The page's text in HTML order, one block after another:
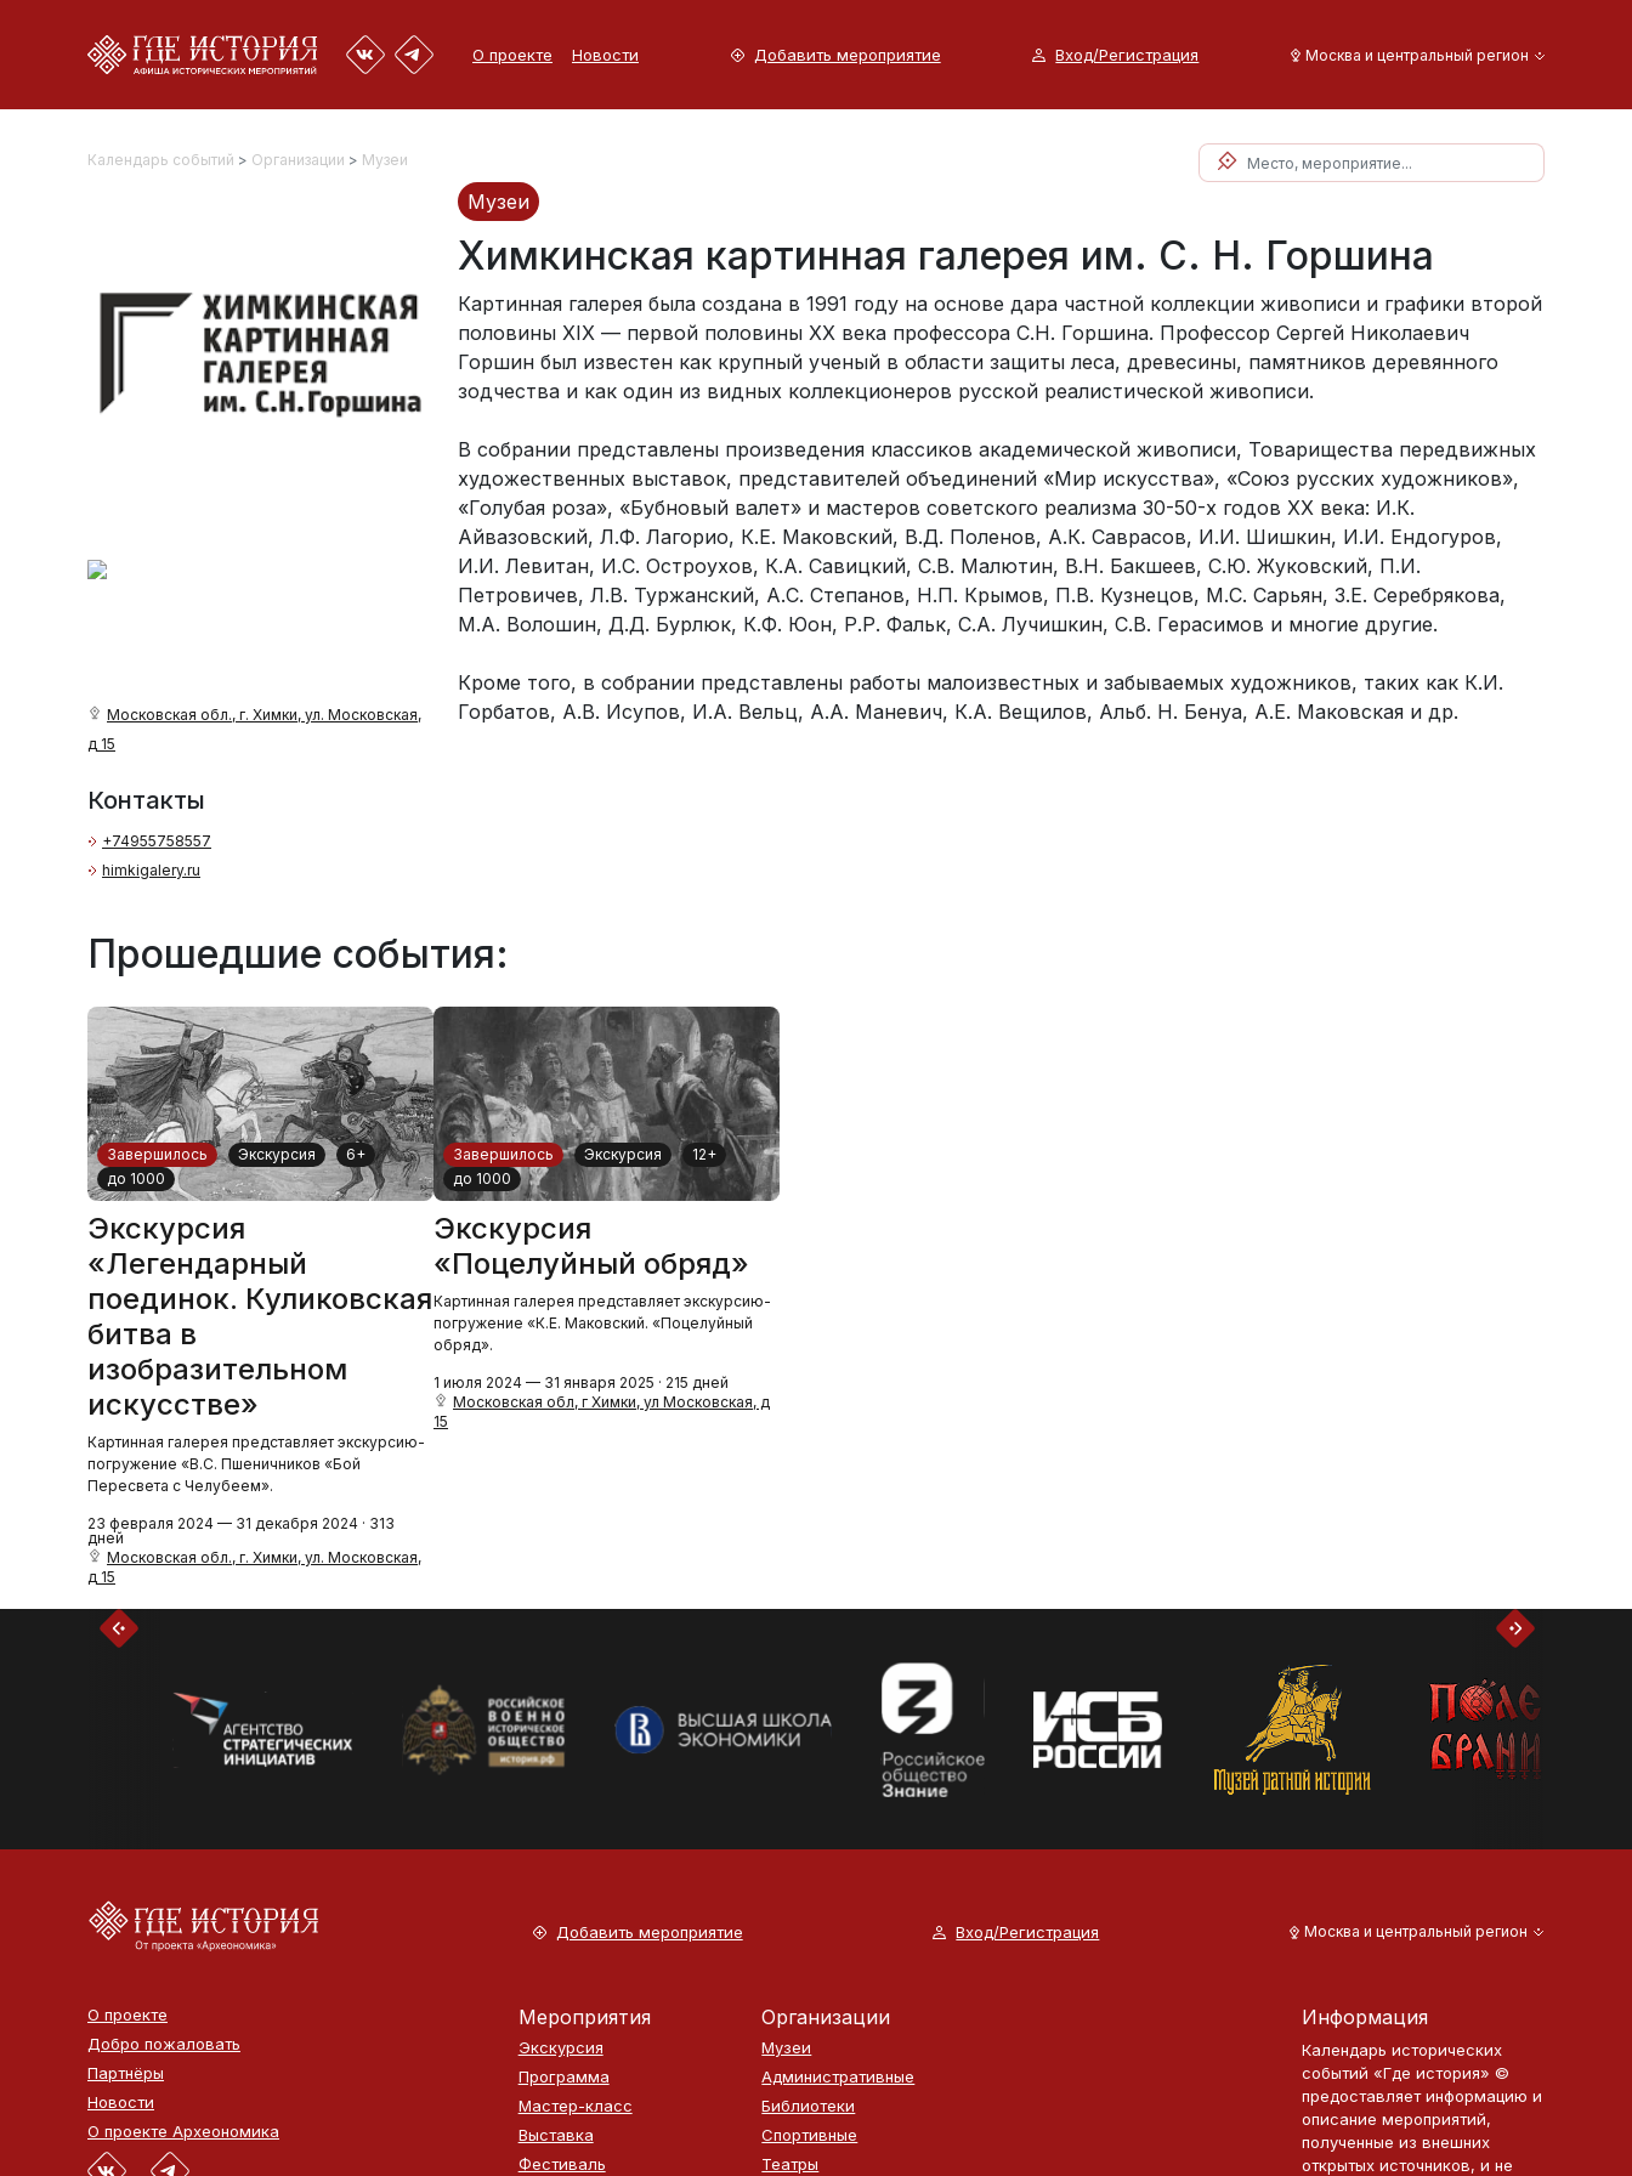
О проекте Новости Добавить мероприятие Вход/Регистрация Москва и центральный регион
Календарь событий > Организации > Музеи
Московская обл., г. Химки, ул. Московская,
д 15
Контакты
+74955758557
himkigalery.ru
Музеи
Химкинская картинная галерея им. С. Н. Горшина
Картинная галерея была создана в 1991 году на основе дара частной коллекции живописи и графики второй
половины ХIХ — первой половины ХХ века профессора С.Н. Горшина. Профессор Сергей Николаевич
Горшин был известен как крупный ученый в области защиты леса, древесины, памятников деревянного
зодчества и как один из видных коллекционеров русской реалистической живописи.
В собрании представлены произведения классиков академической живописи, Товарищества передвижных
художественных выставок, представителей объединений «Мир искусства», «Союз русских художников»,
«Голубая роза», «Бубновый валет» и мастеров советского реализма 30-50-х годов ХХ века: И.К.
Айвазовский, Л.Ф. Лагорио, К.Е. Маковский, В.Д. Поленов, А.К. Саврасов, И.И. Шишкин, И.И. Ендогуров,
И.И. Левитан, И.С. Остроухов, К.А. Савицкий, С.В. Малютин, В.Н. Бакшеев, С.Ю. Жуковский, П.И.
Петровичев, Л.В. Туржанский, А.С. Степанов, Н.П. Крымов, П.В. Кузнецов, М.С. Сарьян, З.Е. Серебрякова,
М.А. Волошин, Д.Д. Бурлюк, К.Ф. Юон, Р.Р. Фальк, С.А. Лучишкин, С.В. Герасимов и многие другие.
Кроме того, в собрании представлены работы малоизвестных и забываемых художников, таких как К.И.
Горбатов, А.В. Исупов, И.А. Вельц, А.А. Маневич, К.А. Вещилов, Альб. Н. Бенуа, А.Е. Маковская и др.
Прошедшие события:
Завершилось Экскурсия
6+
до 1000
Экскурсия
«Легендарный
поединок. Куликовская
битва в
изобразительном
искусстве»
Картинная галерея представляет экскурсию-
погружение «В.С. Пшеничников «Бой
Пересвета с Челубеем».
23 февраля 2024 — 31 декабря 2024 · 313
дней
Московская обл., г. Химки, ул. Московская,
д 15
Завершилось Экскурсия
12+
до 1000
Экскурсия
«Поцелуйный обряд»
Картинная галерея представляет экскурсию-
погружение «К.Е. Маковский. «Поцелуйный
обряд».
1 июля 2024 — 31 января 2025 · 215 дней
Московская обл, г Химки, ул Московская, д
15
Добавить мероприятие Вход/Регистрация Москва и центральный регион
О проекте
Добро пожаловать
Партнёры
Новости
О проекте Археономика
Мероприятия
Экскурсия
Программа
Мастер-класс
Выставка
Фестиваль
Организации
Музеи
Административные
Библиотеки
Спортивные
Театры
Информация
Календарь исторических
событий «Где история» ©
предоставляет информацию и
описание мероприятий,
полученные из внешних
открытых источников, и не